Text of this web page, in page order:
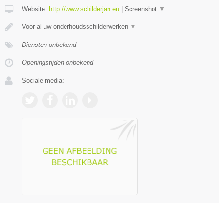
Website: http://www.schilderjan.eu | Screenshot ▼
Voor al uw onderhoudsschilderwerken ▼
Diensten onbekend
Openingstijden onbekend
Sociale media: